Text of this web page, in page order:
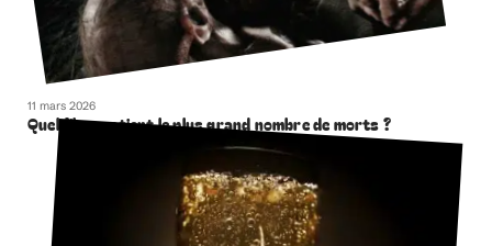
11 mars 2026
Quel film contient le plus grand nombre de morts ?